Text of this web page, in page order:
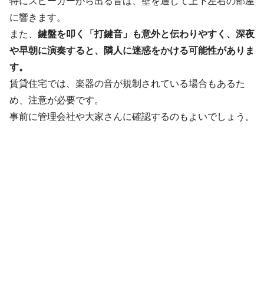
に響きます。
また、 鍵盤を叩く「打鍵音」も意外と伝わりやすく、深夜
や早朝に演奏すると、隣人に迷惑をかける可能性がありま
す。
賃貸住宅では、楽器の音が規制されている場合もあるた
め、注意が必要です。
事前に管理会社や大家さんに確認するのもよいでしょう。